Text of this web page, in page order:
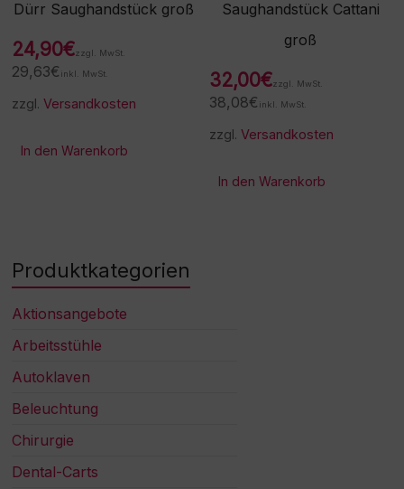
Dürr Saughandstück groß
24,90€zzgl. MwSt.
29,63€ inkl. MwSt.
zzgl.Versandkosten
In den Warenkorb
Saughandstück Cattani
groß
32,00€zzgl. MwSt.
38,08€ inkl. MwSt.
zzgl.Versandkosten
In den Warenkorb
Produktkategorien
Aktionsangebote
Arbeitsstühle
Autoklaven
Beleuchtung
Chirurgie
Dental-Carts